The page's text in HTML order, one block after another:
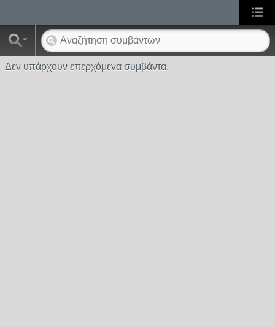
Δεν υπάρχουν επερχόμενα συμβάντα.